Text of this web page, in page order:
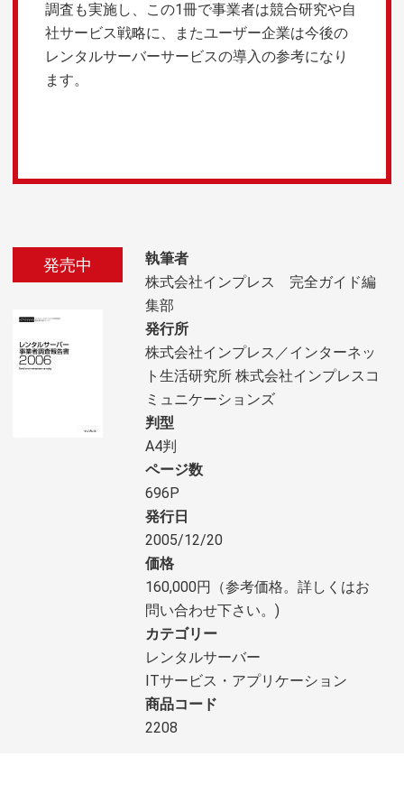
調査も実施し、この1冊で事業者は競合研究や自
社サービス戦略に、またユーザー企業は今後の
レンタルサーバーサービスの導入の参考になり
ます。
発売中
執筆者
株式会社インプレス 完全ガイド編
集部
発行所
株式会社インプレス／インターネッ
ト生活研究所 株式会社インプレスコ
ミュニケーションズ
判型
A4判
ページ数
696P
発行日
2005/12/20
価格
160,000円（参考価格。詳しくはお
問い合わせ下さい。)
カテゴリー
レンタルサーバー
ITサービス・アプリケーション
商品コード
2208